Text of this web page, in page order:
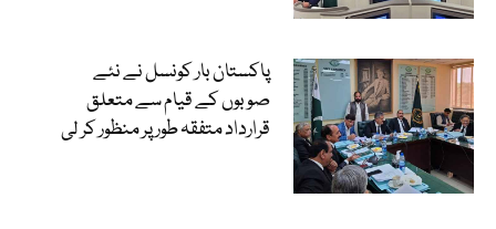
پاکستان بار کونسل نے نئے
صوبوں کے قیام سے متعلق
قرارداد متفقہ طور پر منظور کر لی